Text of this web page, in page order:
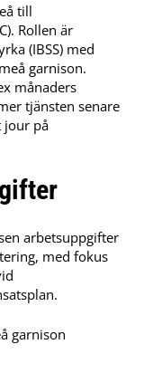
till
Rollen är
(IBSS) med
garnison.
månaders
tjänsten senare
jour på
arbetsuppgifter
med fokus
garnison